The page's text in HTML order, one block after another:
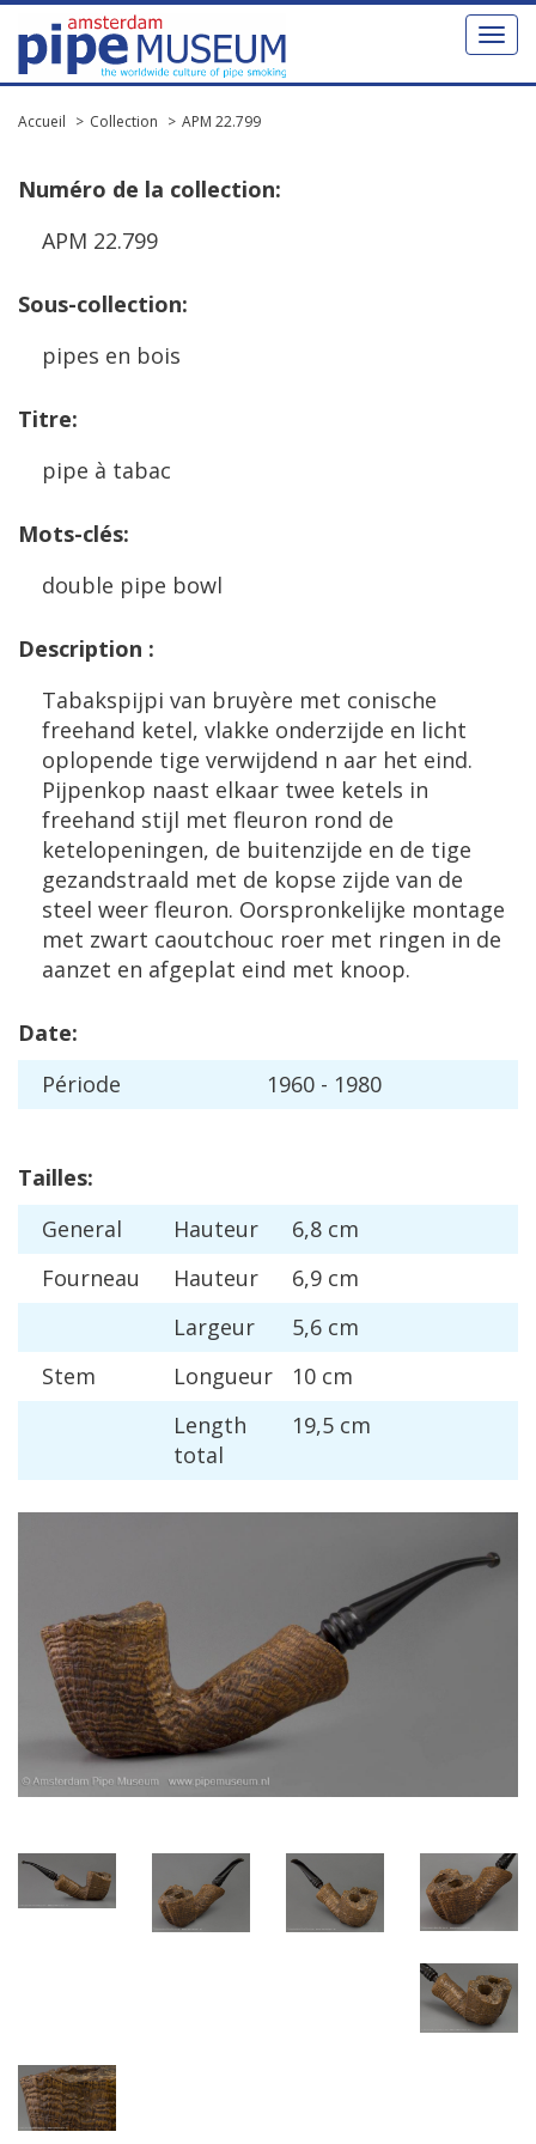
Toggle
Accueil Collection APM 22.799
Numéro de la collection:
APM 22.799
Sous-collection:
pipes en bois
Titre:
pipe à tabac
Mots-clés:
double pipe bowl
Description :
Tabakspijpi van bruyère met conische
freehand ketel, vlakke onderzijde en licht
oplopende tige verwijdend n aar het eind.
Pijpenkop naast elkaar twee ketels in
freehand stijl met fleuron rond de
ketelopeningen, de buitenzijde en de tige
gezandstraald met de kopse zijde van de
steel weer fleuron. Oorspronkelijke montage
met zwart caoutchouc roer met ringen in de
aanzet en afgeplat eind met knoop.
Date:
Période 1960 - 1980
Tailles:
General
Hauteur 6,8 cm
Fourneau
Hauteur 6,9 cm
Largeur
5,6 cm
Stem
Longueur 10 cm
Length
total
19,5 cm